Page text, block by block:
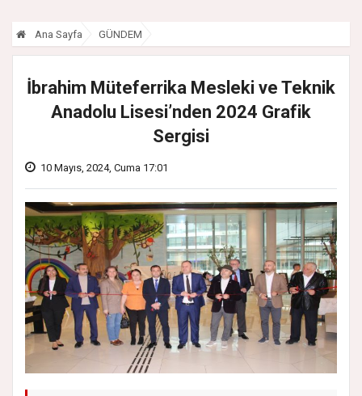
Ana Sayfa GÜNDEM
İbrahim Müteferrika Mesleki ve Teknik
Anadolu Lisesi’nden 2024 Grafik
Sergisi
10 Mayıs, 2024, Cuma 17:01